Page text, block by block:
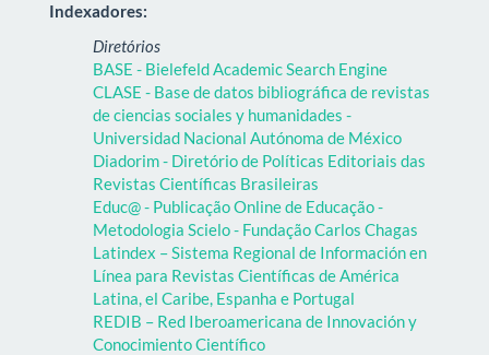
Indexadores:
Diretórios
BASE - Bielefeld Academic Search Engine
CLASE - Base de datos bibliográfica de revistas
de ciencias sociales y humanidades -
Universidad Nacional Autónoma de México
Diadorim - Diretório de Políticas Editoriais das
Revistas Científicas Brasileiras
Educ@ - Publicação Online de Educação -
Metodologia Scielo - Fundação Carlos Chagas
Latindex – Sistema Regional de Información en
Línea para Revistas Científicas de América
Latina, el Caribe, Espanha e Portugal
REDIB – Red Iberoamericana de Innovación y
Conocimiento Científico